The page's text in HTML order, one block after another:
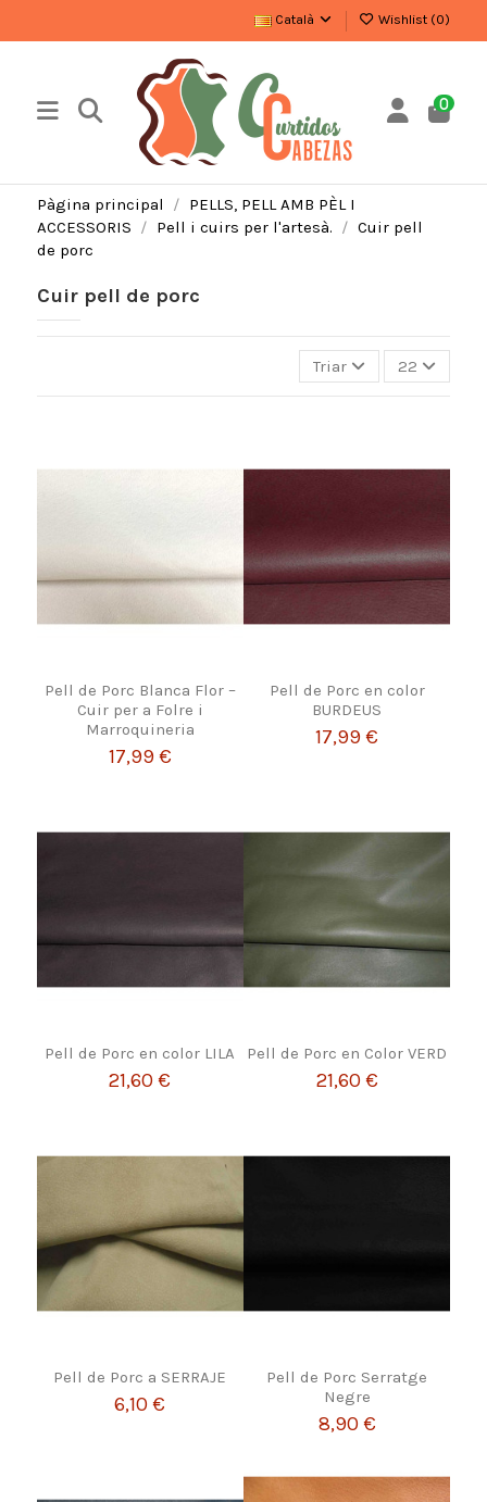
Català Wishlist (0)
0
Pàgina principal
PELLS, PELL AMB PÈL I
ACCESSORIS
Pell i cuirs per l'artesà.
Cuir pell
de porc
Cuir pell de porc
Triar 22
Pell de Porc Blanca Flor –
Cuir per a Folre i
Marroquineria
17,99 €
Pell de Porc en color
BURDEUS
17,99 €
Pell de Porc en color LILA
21,60 €
Pell de Porc en Color VERD
21,60 €
Pell de Porc a SERRAJE
6,10 €
Pell de Porc Serratge
Negre
8,90 €